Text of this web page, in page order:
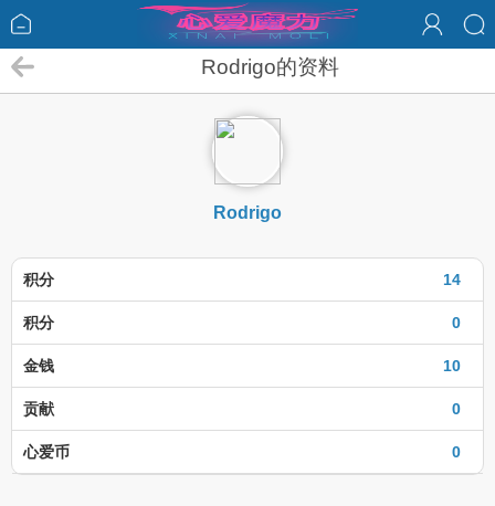
Rodrigo的资料
Rodrigo
14
积分
0
积分
10
金钱
0
贡献
0
心爱币